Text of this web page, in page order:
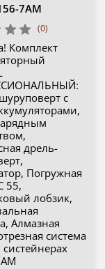
7AM
(0)
Комплект
с
дрель-
Погружная
55,
лобзик,
Алмазная
система